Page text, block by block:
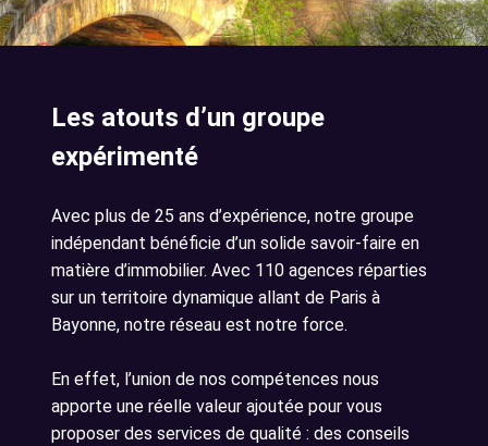
Les atouts d’un groupe
expérimenté
Avec plus de 25 ans d’expérience, notre groupe
indépendant bénéficie d’un solide savoir-faire en
matière d’immobilier. Avec 110 agences réparties
sur un territoire dynamique allant de Paris à
Bayonne, notre réseau est notre force.
En effet, l’union de nos compétences nous
apporte une réelle valeur ajoutée pour vous
proposer des services de qualité : des conseils